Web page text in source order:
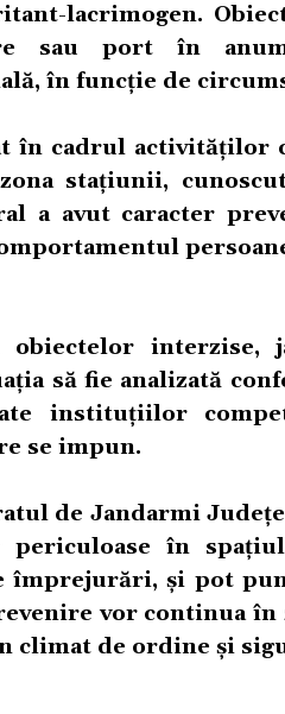
lacrimogen.
sau port în
în funcție de
în cadrul
stațiunii,
a avut caracter
interzise,
să fie analizată
instituțiilor
se impun.
de Jandarmi
în
împrejurări, și pot
vor continua
climat de ordine și